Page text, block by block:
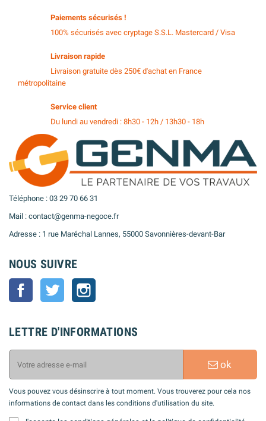
Paiements sécurisés !
100% sécurisés avec cryptage S.S.L. Mastercard / Visa
Livraison rapide
Livraison gratuite dès 250€ d'achat en France
métropolitaine
Service client
Du lundi au vendredi : 8h30 - 12h / 13h30 - 18h
Téléphone : 03 29 70 66 31
Mail : contact@genma-negoce.fr
Adresse : 1 rue Maréchal Lannes, 55000 Savonnières-devant-Bar
NOUS SUIVRE
Facebook Twitter
LETTRE D'INFORMATIONS
ok
Vous pouvez vous désinscrire à tout moment. Vous trouverez pour cela nos
informations de contact dans les conditions d'utilisation du site.